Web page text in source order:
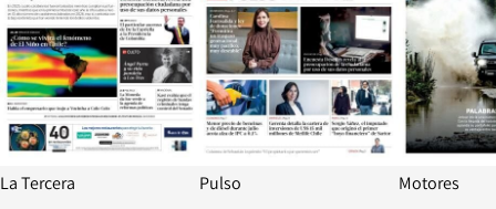
La Tercera Pulso Motores